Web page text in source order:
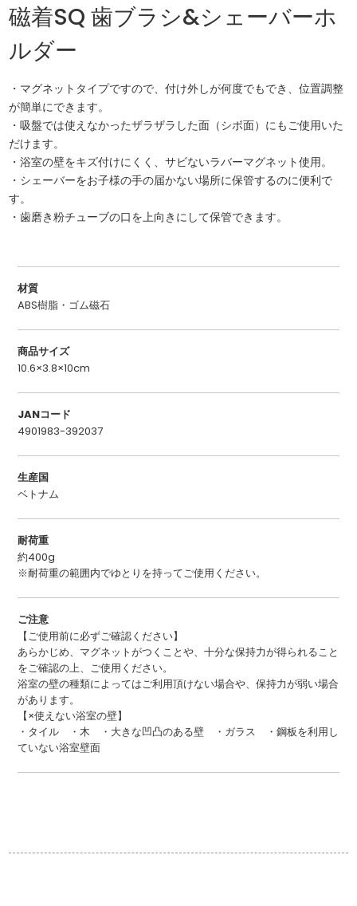
磁着SQ 歯ブラシ&シェーバーホ
ルダー
・マグネットタイプですので、付け外しが何度でもでき、位置調整
が簡単にできます。
・吸盤では使えなかったザラザラした面（シボ面）にもご使用いた
だけます。
・浴室の壁をキズ付けにくく、サビないラバーマグネット使用。
・シェーバーをお子様の手の届かない場所に保管するのに便利で
す。
・歯磨き粉チューブの口を上向きにして保管できます。
材質
ABS樹脂・ゴム磁石
商品サイズ
10.6×3.8×10cm
JANコード
4901983-392037
生産国
ベトナム
耐荷重
約400g
※耐荷重の範囲内でゆとりを持ってご使用ください。
ご注意
【ご使用前に必ずご確認ください】
あらかじめ、マグネットがつくことや、十分な保持力が得られること
をご確認の上、ご使用ください。
浴室の壁の種類によってはご利用頂けない場合や、保持力が弱い場合
があります。
【×使えない浴室の壁】
・タイル ・木 ・大きな凹凸のある壁 ・ガラス ・鋼板を利用し
ていない浴室壁面